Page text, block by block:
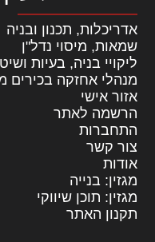
אדריכלות, תכנון ובניה
שמאות, מיסוי נדל"ן
ליקויי בניה, בעיות
מנהלי אחזקה בכירים
אזור אישי
הרשמה לאתר
התחברות
צור קשר
אודות
מגזין: בנייה
מגזין: תוכן שיווקי
תקנון האתר